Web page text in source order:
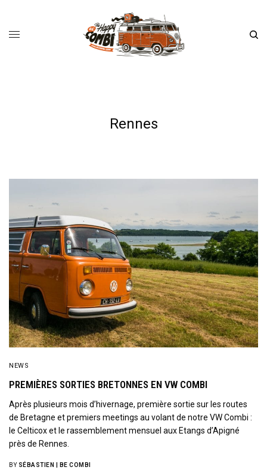
Rennes
NEWS
PREMIÈRES SORTIES BRETONNES EN VW COMBI
Après plusieurs mois d’hivernage, première sortie sur les routes
de Bretagne et premiers meetings au volant de notre VW Combi :
le Celticox et le rassemblement mensuel aux Etangs d’Apigné
près de Rennes.
BY SÉBASTIEN | BE COMBI